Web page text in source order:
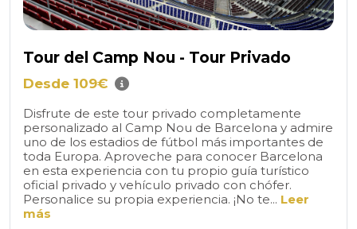
Tour del Camp Nou - Tour Privado
Desde 109€
Disfrute de este tour privado completamente
personalizado al Camp Nou de Barcelona y admire
uno de los estadios de fútbol más importantes de
toda Europa. Aproveche para conocer Barcelona
en esta experiencia con tu propio guía turístico
oficial privado y vehículo privado con chófer.
Personalice su propia experiencia. ¡No te... Leer
más